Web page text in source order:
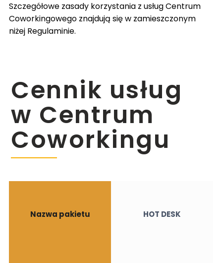
Szczegółowe zasady korzystania z usług Centrum
Coworkingowego znajdują się w zamieszczonym
niżej Regulaminie.
Cennik usług
w Centrum
Coworkingu
Nazwa pakietu HOT DESK